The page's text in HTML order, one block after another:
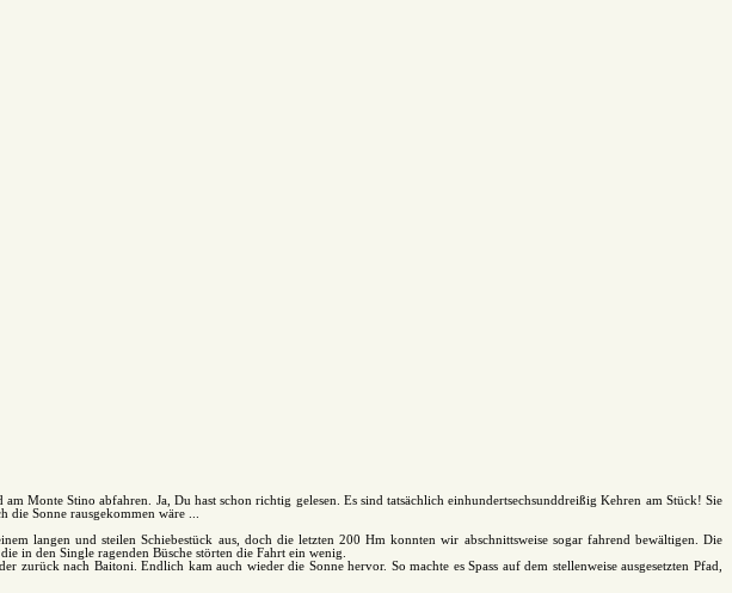
Monte Stino abfahren. Ja, Du hast schon richtig gelesen. Es sind tatsächlich einhundertsechsunddreißig Kehren am Stück! Sie
Sonne rausgekommen wäre ...
langen und steilen Schiebestück aus, doch die letzten 200 Hm konnten wir abschnittsweise sogar fahrend bewältigen. Die
in den Single ragenden Büsche störten die Fahrt ein wenig.
nach Baitoni. Endlich kam auch wieder die Sonne hervor. So machte es Spass auf dem stellenweise ausgesetzten Pfad,